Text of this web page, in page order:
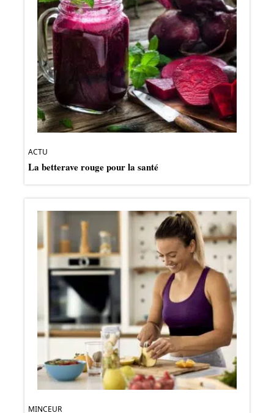
ACTU
La betterave rouge pour la santé
MINCEUR